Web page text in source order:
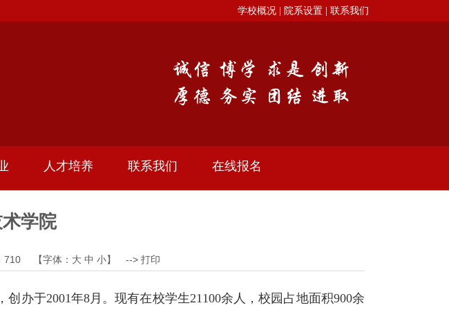
学校概况 | 院系设置 | 联系我们
人才培养 联系我们 在线报名
学院
710 【字体： 大 中 小】 --> 打印
办于2001年8月。现有在校学生21100余人，校园占地面积900余